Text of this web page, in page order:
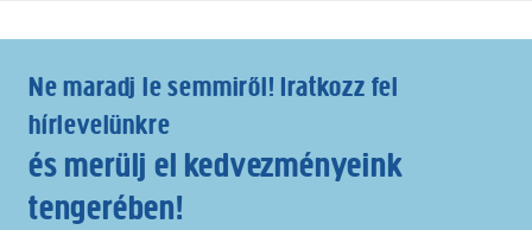
Ne maradj le semmiről! Iratkozz fel
hírlevelünkre
és merülj el kedvezményeink
tengerében!